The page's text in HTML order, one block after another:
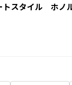
スタイル ホノ